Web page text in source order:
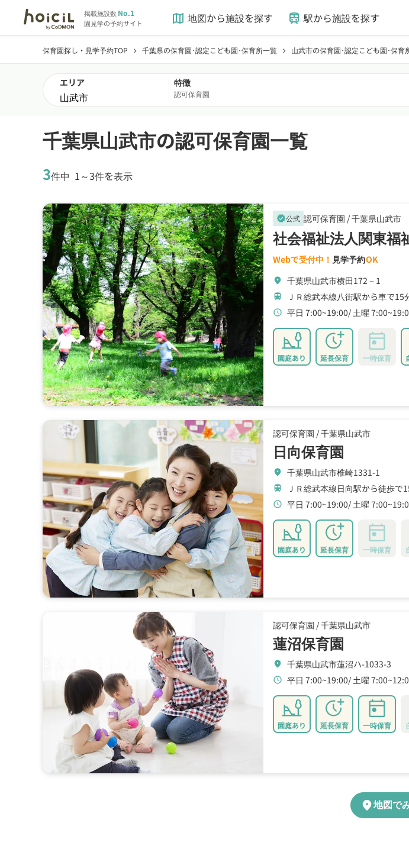
掲載施設数No.1
園見学の予約サイト map 地図から施設を探す train 駅から施設を探す
保育園探し・見学予約TOP chevron_right 千葉県の保育園･認定こども園･保育所一覧 chevron_right 山武市の保育園･認定こども園･保育
エリア 特徴
認可保育園
千葉県山武市の認可保育園一覧
3件中 1～3件を表示
verified公式 認可保育園 /千葉県山武市
社会福祉法人関東福
Webで受付中！ 見学予約OK
location_on 千葉県山武市横田172－1
train ＪＲ総武本線八街駅から車で15
schedule 平日 7:00~19:00 土曜
園庭あり 延長保育 一時保育
認可保育園 /千葉県山武市
日向保育園
location_on 千葉県山武市椎崎1331-1
train ＪＲ総武本線日向駅から徒歩で
schedule 平日 7:00~19:00 土曜
園庭あり 延長保育 一時保育
認可保育園 /千葉県山武市
蓮沼保育園
location_on 千葉県山武市蓮沼ハ-1033-3
schedule 平日 7:00~19:00 土曜
園庭あり 延長保育 一時保育
location_on地図で